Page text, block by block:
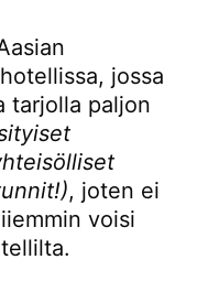
jossa
tarjolla paljon
, joten ei
voisi